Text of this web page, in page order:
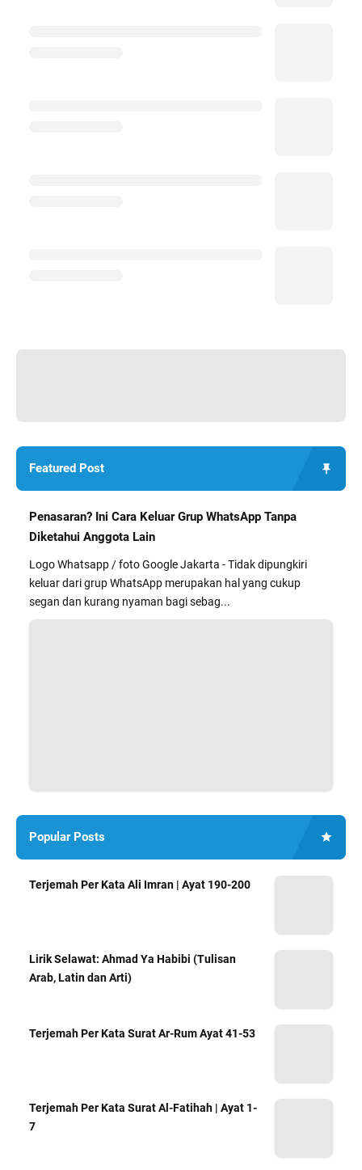
Featured Post
Penasaran? Ini Cara Keluar Grup WhatsApp Tanpa
Diketahui Anggota Lain
Logo Whatsapp / foto Google Jakarta - Tidak dipungkiri
keluar dari grup WhatsApp merupakan hal yang cukup
segan dan kurang nyaman bagi sebag...
Popular Posts
Terjemah Per Kata Ali Imran | Ayat 190-200
Lirik Selawat: Ahmad Ya Habibi (Tulisan
Arab, Latin dan Arti)
Terjemah Per Kata Surat Ar-Rum Ayat 41-53
Terjemah Per Kata Surat Al-Fatihah | Ayat 1-
7